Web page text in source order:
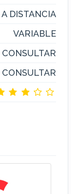
A DISTANCIA
VARIABLE
CONSULTAR
CONSULTAR